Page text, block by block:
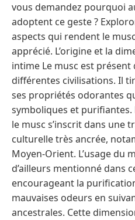
vous demandez pourquoi
adoptent ce geste ?
aspects qui rendent le
apprécié. L’origine et la
intime Le musc est présent
différentes civilisations. Il
ses propriétés odorantes
symboliques et purifiantes.
le musc s’inscrit dans une
culturelle très ancrée,
Moyen-Orient. L’usage du
d’ailleurs mentionné dans
encourageant la
mauvaises odeurs en
ancestrales. Cette